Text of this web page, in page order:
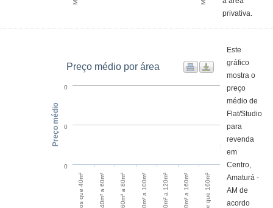
privativa.
Preço médio por área
Menos que 40m² 40m² a 60m² 60m² a 80m² 80m² a 100m² 100m² a 120m² 120m² a 160m² Maior que 160m²
0
0
0
Preço médio
Este
gráfico
mostra o
preço
médio de
Flat/Studio
para
revenda
em
Centro,
Amaturá -
AM de
acordo